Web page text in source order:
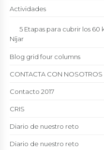
Actividades
5 Etapas para cubrir los
Níjar
Blog grid four columns
CONTACTA CON NOSOTROS
Contacto 2017
CRIS
Diario de nuestro reto
Diario de nuestro reto